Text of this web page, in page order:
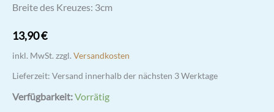
Breite des Kreuzes: 3cm
13,90€
inkl. MwSt. zzgl. Versandkosten
Lieferzeit: Versand innerhalb der nächsten 3 Werktage
Verfügbarkeit:Vorrätig